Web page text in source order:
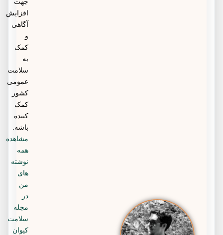
افزایش
آگاهی
سلامت
عمومی
کشور
باشه.
مشاهده
نوشته
سلامت
کیوان